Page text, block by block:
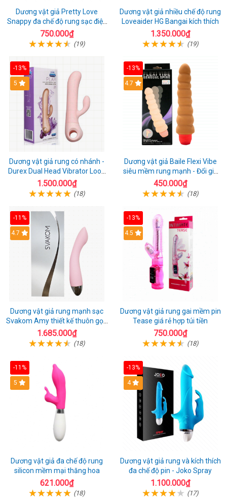
Dương vật giả Pretty Love
Snappy đa chế độ rung sạc điện
kích thích nữ
750.000₫
(19)
Dương vật giả nhiều chế độ rung
Loveaider HG Bangai kích thích
1.350.000₫
(19)
-13%
5
Dương vật giả rung có nhánh -
Durex Dual Head Vibrator Loop
21
1.500.000₫
(18)
-13%
4.7
Dương vật giả Baile Flexi Vibe
siêu mềm rung mạnh - Đổi gió
cuộc yêu mới
450.000₫
(18)
-11%
4.7
Dương vật giả rung mạnh sạc
Svakom Amy thiết kế thuôn gọn
dễ dùng
1.685.000₫
(18)
-13%
4.5
Dương vật giả rung gai mềm pin
Tease giá rẻ hợp túi tiền
750.000₫
(18)
-11%
5
Dương vật giả đa chế độ rung
silicon mềm mại thăng hoa
621.000₫
(18)
-13%
4
Dương vật giả rung và kích thích
đa chế độ pin - Joko Spray
1.100.000₫
(17)